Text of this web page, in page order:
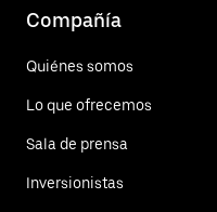
Compañía
Quiénes somos
Lo que ofrecemos
Sala de prensa
Inversionistas